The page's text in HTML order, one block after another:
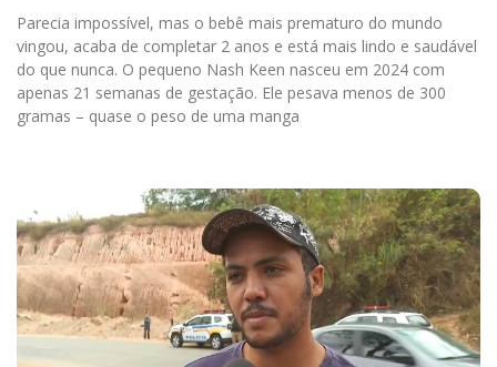
Parecia impossível, mas o bebê mais prematuro do mundo
vingou, acaba de completar 2 anos e está mais lindo e saudável
do que nunca. O pequeno Nash Keen nasceu em 2024 com
apenas 21 semanas de gestação. Ele pesava menos de 300
gramas – quase o peso de uma manga